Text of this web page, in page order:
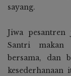
sayang.
Jiwa pesantren
Santri makan
bersama, dan
kesederhanaan